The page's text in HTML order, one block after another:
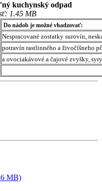
kuchynský odpad
1.45 MB
Do nádob je možné vhadzovať:
Nespracované zostatky surovín,
potravín rastlinného a živočíšneho
a ovociakávové a čajové zvyšky,
MB)